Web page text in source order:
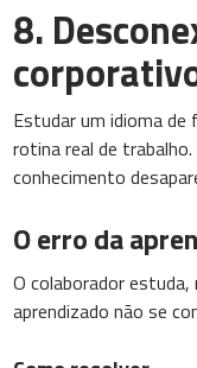
8.
Estudar um idioma de
rotina real de
conhecimento
O erro da
O colaborador estuda,
aprendizado não se